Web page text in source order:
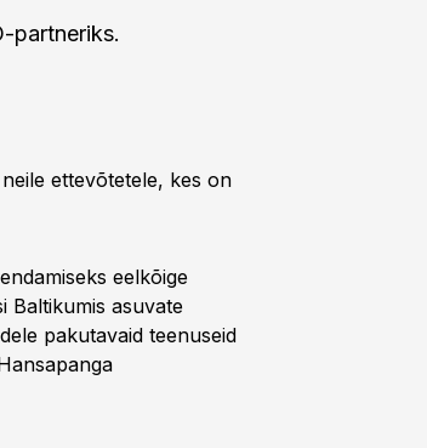
partneriks.
ettevõtetele, kes on
eelkõige
Baltikumis asuvate
pakutavaid teenuseid